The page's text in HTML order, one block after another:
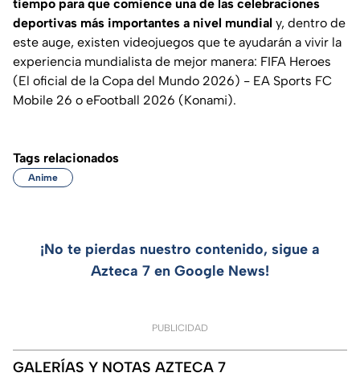
tiempo para que comience una de las celebraciones
deportivas más importantes a nivel mundial y, dentro de
este auge, existen videojuegos que te ayudarán a vivir la
experiencia mundialista de mejor manera: FIFA Heroes
(El oficial de la Copa del Mundo 2026) - EA Sports FC
Mobile 26 o eFootball 2026 (Konami).
Tags relacionados
Anime
¡No te pierdas nuestro contenido, sigue a
Azteca 7 en Google News!
PUBLICIDAD
GALERÍAS Y NOTAS AZTECA 7